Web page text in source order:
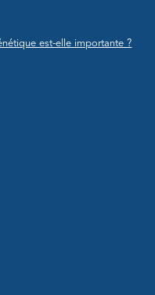
est-elle importante ?